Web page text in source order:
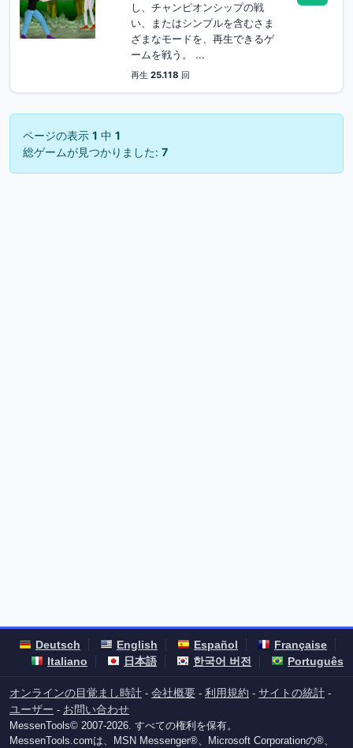
し、チャンピオンシップの戦
い、またはシンプルを含むさま
ざまなモードを、再生できるゲ
ームを戦う。 ...
再生 25.118 回
ページの表示 1 中 1
総ゲームが見つかりました: 7
Deutsch English Español
Française
Italiano
日本語 한국어 버전 Português
オンラインの目覚まし時計 - 会社概要 - 利用規約 - サイトの統計 -
ユーザー - お問い合わせ
MessenTools© 2007-2026. すべての権利を保有。
MessenTools.comは、MSN Messenger®、Microsoft Corporationの®、